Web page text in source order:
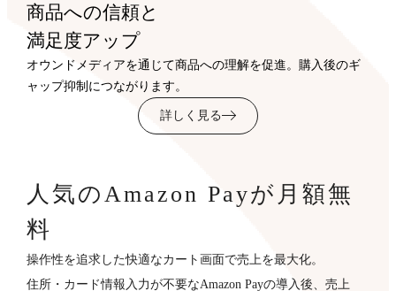
商品への信頼と
満足度アップ
オウンドメディアを通じて商品への理解を促進。購入後のギ
ャップ抑制につながります。
詳しく見る
人気のAmazon Payが月額無
料
操作性を追求した快適なカート画面で売上を最大化。
住所・カード情報入力が不要なAmazon Payの導入後、売上